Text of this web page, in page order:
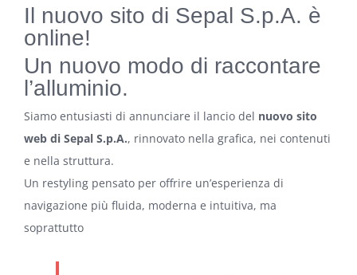
Il nuovo sito di Sepal S.p.A. è
online!
Un nuovo modo di raccontare
l’alluminio.
Siamo entusiasti di annunciare il lancio del nuovo sito
web di Sepal S.p.A., rinnovato nella grafica, nei contenuti
e nella struttura.
Un restyling pensato per offrire un’esperienza di
navigazione più fluida, moderna e intuitiva, ma
soprattutto